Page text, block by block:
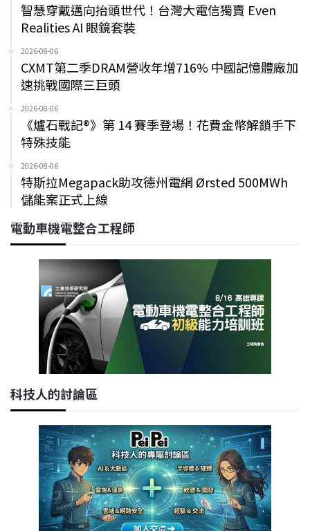
智慧穿戴邁向抬頭世代！台灣大電信獨賣 Even
Realities AI 眼鏡套裝
2026-08-06
CXMT第二季DRAM營收年增716% 中國記憶體廠加
速挑戰國際三巨頭
2026-08-06
《爐石戰記®》第 14 賽季登場！花費金幣解鎖手下
特殊技能
2026-08-06
特斯拉Megapack助攻德州電網 Ørsted 500MWh
儲能案正式上線
電動車機電整合工程師
科技人的討論區